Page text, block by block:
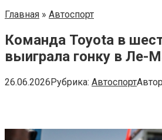
Главная » Автоспорт
Команда Toyota в
выиграла гонку в Ле-
26.06.2026Рубрика: Автоспорт